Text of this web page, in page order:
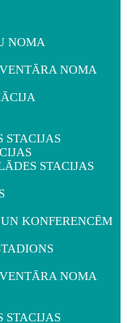
NOMA
NOMA
STACIJAS
STACIJAS
KONFERENCĒM
NOMA
STACIJAS